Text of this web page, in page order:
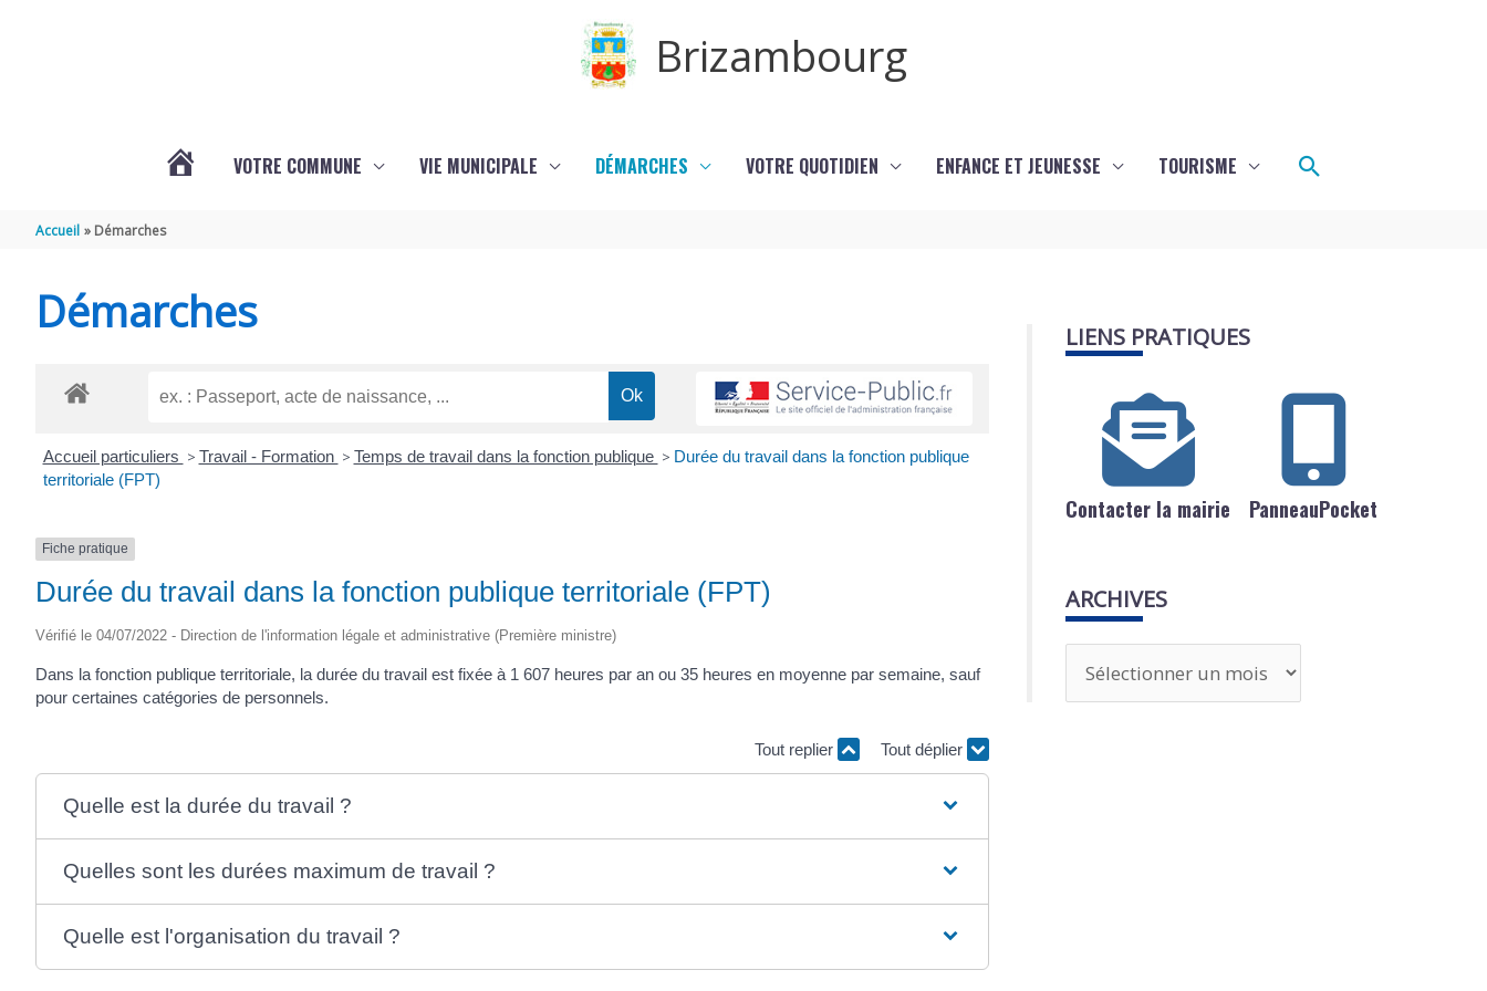
Brizambourg
VOTRE COMMUNE VIE MUNICIPALE DÉMARCHES VOTRE QUOTIDIEN ENFANCE ET JEUNESSE TOURISME Rechercher
Accueil Démarches
Démarches
Accueil particuliers > Travail - Formation > Temps de travail dans la fonction publique > Durée du travail dans la fonction publique
territoriale (FPT)
Fiche pratique
Durée du travail dans la fonction publique territoriale (FPT)
Vérifié le 04/07/2022 - Direction de l'information légale et administrative (Première ministre)
Dans la fonction publique territoriale, la durée du travail est fixée à 1 607 heures par an ou 35 heures en moyenne par semaine, sauf
pour certaines catégories de personnels.
Tout replier Tout déplier
Quelle est la durée du travail ?
Quelles sont les durées maximum de travail ?
Quelle est l'organisation du travail ?
LIENS PRATIQUES
Contacter la mairie PanneauPocket
ARCHIVES
r